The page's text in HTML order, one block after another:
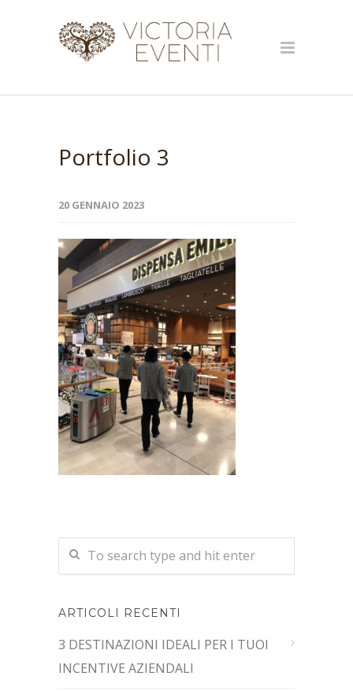
Portfolio 3
20 GENNAIO 2023
ARTICOLI RECENTI
3 DESTINAZIONI IDEALI PER I TUOI
INCENTIVE AZIENDALI